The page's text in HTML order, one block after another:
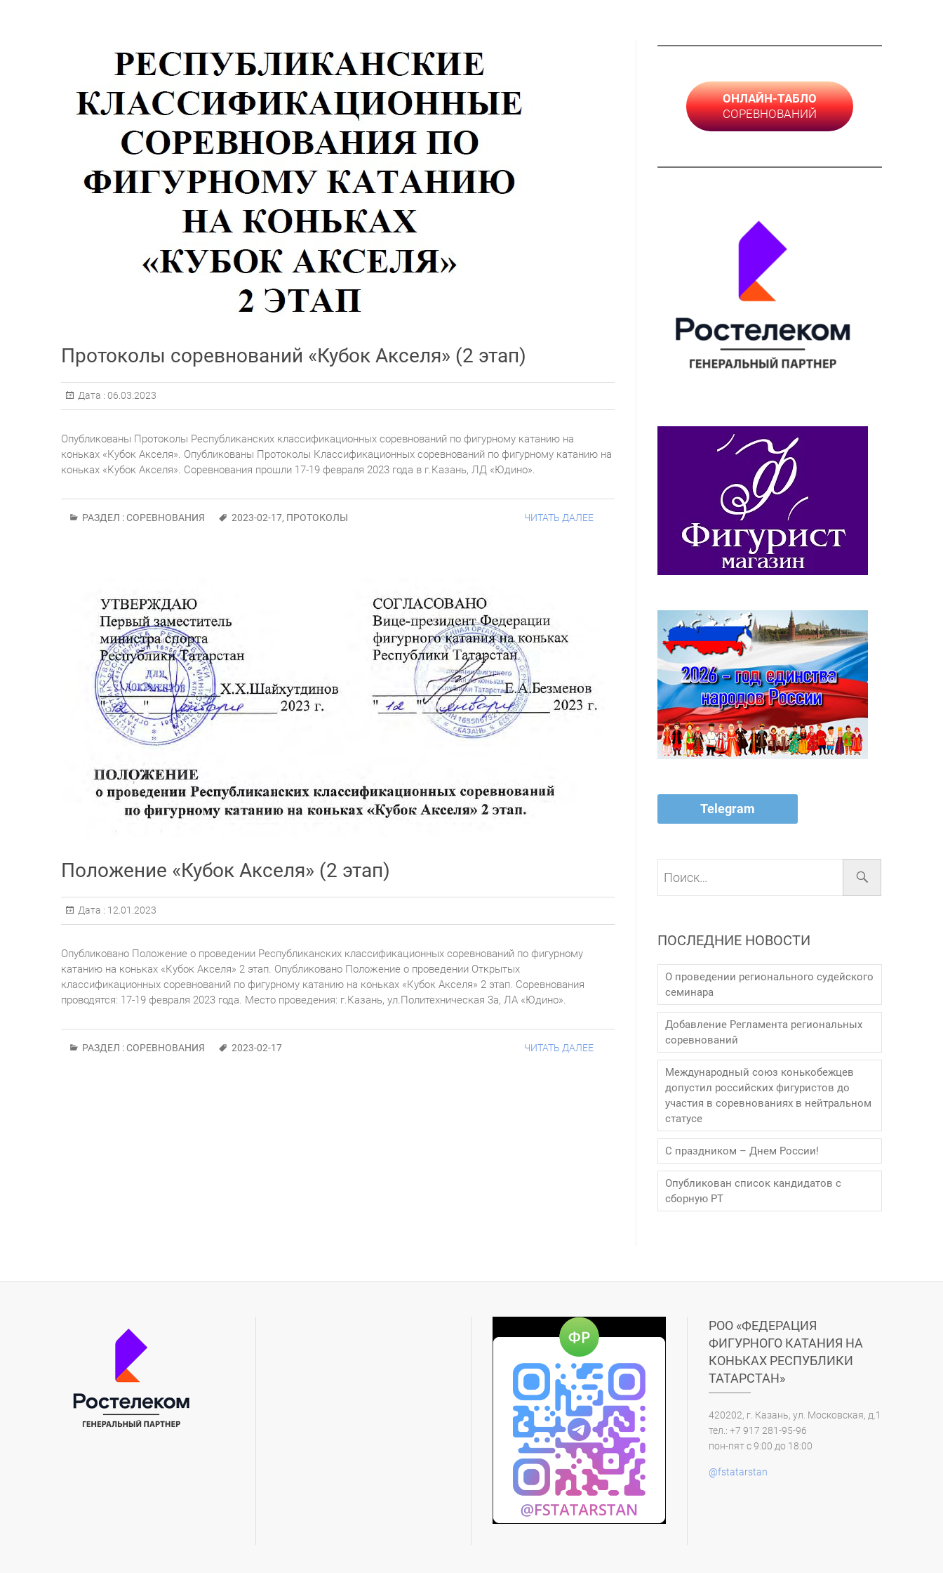
Протоколы соревнований «Кубок Акселя» (2 этап)
Дата : 06.03.2023
Опубликованы Протоколы Республиканских классификационных соревнований по фигурному катанию на
коньках «Кубок Акселя». Опубликованы Протоколы Классификационных соревнований по фигурному катанию на
коньках «Кубок Акселя». Соревнования прошли 17-19 февраля 2023 года в г.Казань, ЛД «Юдино».
РАЗДЕЛ :СОРЕВНОВАНИЯ 2023-02-17, ПРОТОКОЛЫ ЧИТАТЬ ДАЛЕЕ
Положение «Кубок Акселя» (2 этап)
Дата : 12.01.2023
Опубликовано Положение о проведении Республиканских классификационных соревнований по фигурному
катанию на коньках «Кубок Акселя» 2 этап. Опубликовано Положение о проведении Открытых
классификационных соревнований по фигурному катанию на коньках «Кубок Акселя» 2 этап. Соревнования
проводятся: 17-19 февраля 2023 года. Место проведения: г.Казань, ул.Политехническая 3а, ЛА «Юдино».
РАЗДЕЛ :СОРЕВНОВАНИЯ 2023-02-17 ЧИТАТЬ ДАЛЕЕ
ОНЛАЙН-ТАБЛО
СОРЕВНОВАНИЙ
Telegram
ПОСЛЕДНИЕ НОВОСТИ
О проведении регионального судейского
семинара
Добавление Регламента региональных
соревнований
Международный союз конькобежцев
допустил российских фигуристов до
участия в соревнованиях в нейтральном
статусе
С праздником – Днем России!
Опубликован список кандидатов с
сборную РТ
РОО «ФЕДЕРАЦИЯ
ФИГУРНОГО КАТАНИЯ НА
КОНЬКАХ РЕСПУБЛИКИ
ТАТАРСТАН»
420202, г. Казань, ул. Московская, д.1
тел.: +7 917 281-95-96
пон-пят с 9:00 до 18:00
@fstatarstan